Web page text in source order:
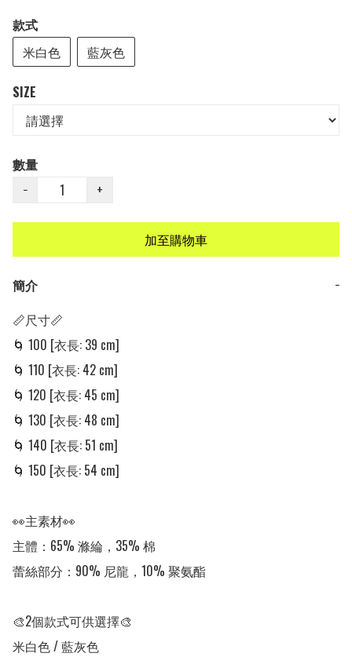
款式
米白色
藍灰色
SIZE
數量
−
+
加至購物車
簡介
−
📏尺寸📏
🌀 100 [衣長: 39 cm]
🌀 110 [衣長: 42 cm]
🌀 120 [衣長: 45 cm]
🌀 130 [衣長: 48 cm]
🌀 140 [衣長: 51 cm]
🌀 150 [衣長: 54 cm]
👀主素材👀
主體：65% 滌綸，35% 棉
蕾絲部分：90% 尼龍，10% 聚氨酯
🎨2個款式可供選擇🎨
米白色 / 藍灰色